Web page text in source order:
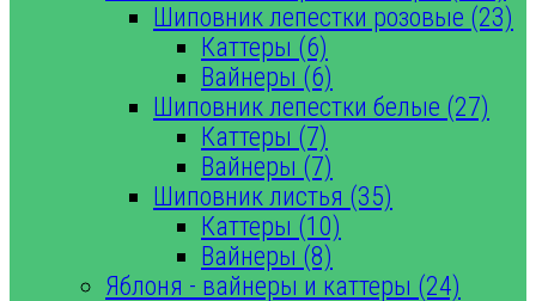
Шиповник лепестки розовые (23)
Каттеры (6)
Вайнеры (6)
Шиповник лепестки белые (27)
Каттеры (7)
Вайнеры (7)
Шиповник листья (35)
Каттеры (10)
Вайнеры (8)
Яблоня - вайнеры и каттеры (24)